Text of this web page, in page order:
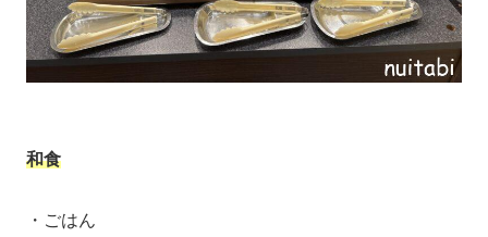
和食
・ごはん